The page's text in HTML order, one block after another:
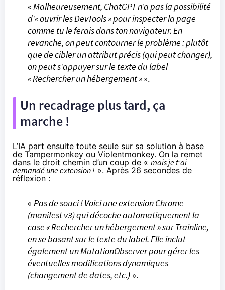
«Malheureusement, ChatGPT n’a pas la possibilité
d’« ouvrir les DevTools » pour inspecter la page
comme tu le ferais dans ton navigateur. En
revanche, on peut contourner le problème : plutôt
que de cibler un attribut précis (qui peut changer),
on peut s’appuyer sur le texte du label
« Rechercher un hébergement »».
Un recadrage plus tard, ça
marche !
L’IA part ensuite toute seule sur sa solution à base
de Tampermonkey ou Violentmonkey. On la remet
dans le droit chemin d’un coup de « mais je t’ai
demandé une extension ! ». Après 26 secondes de
réflexion :
« Pas de souci ! Voici une extension Chrome
(manifest v3) qui décoche automatiquement la
case « Rechercher un hébergement » sur Trainline,
en se basant sur le texte du label. Elle inclut
également un MutationObserver pour gérer les
éventuelles modifications dynamiques
(changement de dates, etc.) ».